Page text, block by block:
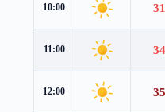
10:00
11:00
12:00